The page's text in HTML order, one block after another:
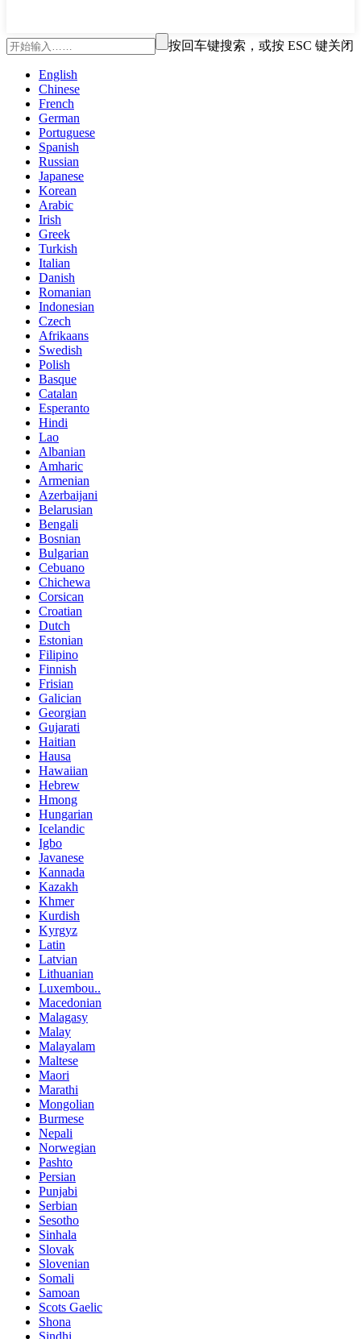
按回车键搜索，或按 ESC 键关闭
English
Chinese
French
German
Portuguese
Spanish
Russian
Japanese
Korean
Arabic
Irish
Greek
Turkish
Italian
Danish
Romanian
Indonesian
Czech
Afrikaans
Swedish
Polish
Basque
Catalan
Esperanto
Hindi
Lao
Albanian
Amharic
Armenian
Azerbaijani
Belarusian
Bengali
Bosnian
Bulgarian
Cebuano
Chichewa
Corsican
Croatian
Dutch
Estonian
Filipino
Finnish
Frisian
Galician
Georgian
Gujarati
Haitian
Hausa
Hawaiian
Hebrew
Hmong
Hungarian
Icelandic
Igbo
Javanese
Kannada
Kazakh
Khmer
Kurdish
Kyrgyz
Latin
Latvian
Lithuanian
Luxembou..
Macedonian
Malagasy
Malay
Malayalam
Maltese
Maori
Marathi
Mongolian
Burmese
Nepali
Norwegian
Pashto
Persian
Punjabi
Serbian
Sesotho
Sinhala
Slovak
Slovenian
Somali
Samoan
Scots Gaelic
Shona